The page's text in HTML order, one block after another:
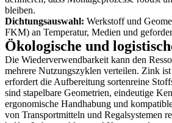
bleiben.
Dichtungsauswahl: Werkstoff und
FKM) an Temperatur, Medien und
Ökologische und
Die Wiederverwendbarkeit kann den
mehrere Nutzungszyklen verteilen. Zink
erfordert die Aufbereitung sortenreine
sind stapelbare Geometrien, eindeutige
ergonomische Handhabung und
von Transportmitteln und Regalsystemen